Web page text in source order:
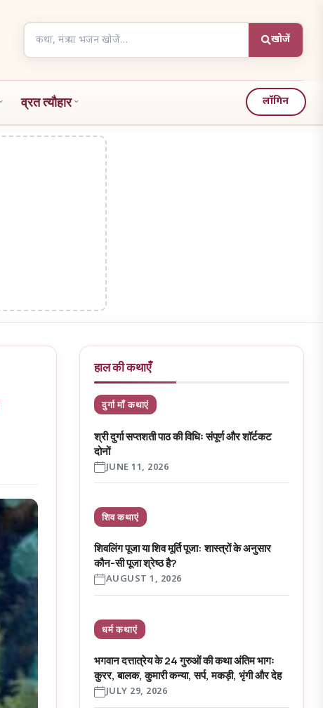
articles
खोजें
व्रत त्यौहार लॉगिन
हाल की कथाएँ
दुर्गा माँ कथाएं
श्री दुर्गा सप्तशती पाठ की विधिः संपूर्ण और शॉर्टकट
दोनों
JUNE 11, 2026
शिव कथाएं
शिवलिंग पूजा या शिव मूर्ति पूजा: शास्त्रों के अनुसार
कौन-सी पूजा श्रेष्ठ है?
AUGUST 1, 2026
धर्म कथाएं
भगवान दत्तात्रेय के 24 गुरुओं की कथा अंतिम भागः
कुरर, बालक, कुमारी कन्या, सर्प, मकड़ी, भृंगी और देह
JULY 29, 2026